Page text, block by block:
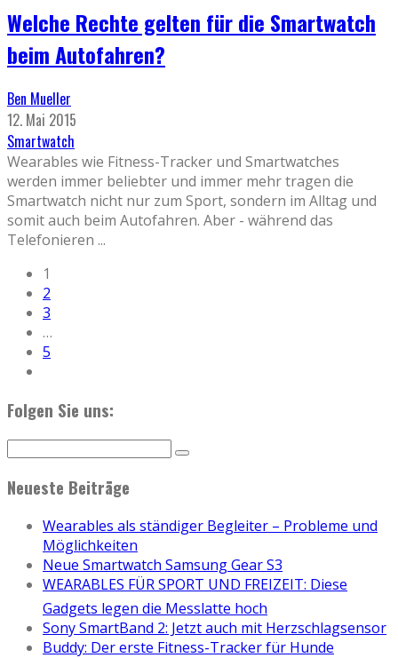
Welche Rechte gelten für die Smartwatch
beim Autofahren?
Ben Mueller
12. Mai 2015
Smartwatch
Wearables wie Fitness-Tracker und Smartwatches
werden immer beliebter und immer mehr tragen die
Smartwatch nicht nur zum Sport, sondern im Alltag und
somit auch beim Autofahren. Aber - während das
Telefonieren ...
1
2
3
…
5
Folgen Sie uns:
Neueste Beiträge
Wearables als ständiger Begleiter – Probleme und
Möglichkeiten
Neue Smartwatch Samsung Gear S3
WEARABLES FÜR SPORT UND FREIZEIT: Diese
Gadgets legen die Messlatte hoch
Sony SmartBand 2: Jetzt auch mit Herzschlagsensor
Buddy: Der erste Fitness-Tracker für Hunde